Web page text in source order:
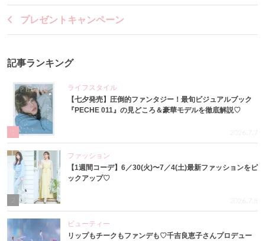
プレゼントキャンペーン
記事ランキング
ライフスタイル
【七夕発売】圧倒的ファンタジー！最旬ビジュアルブック
『PECHE 011』の見どころ＆豪華モデルを徹底解説♡
2026.7.7
ファッション
【1週間コーデ】6／30(火)〜7／4(土)最新ファッションをピ
ックアップ♡
2026.7.8
ビューティー
リップもチークもファンデも♡千吉良恵子さんプロデュー